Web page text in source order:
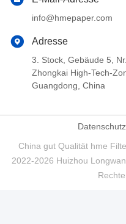
info@hmepaper.com
Adresse
3. Stock, Gebäude 5,
Zhongkai High-Tech-
Guangdong, China
China gut Qualität hme
2022-2026 Huizhou